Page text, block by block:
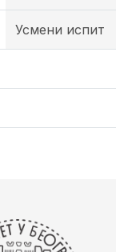
Усмени испит